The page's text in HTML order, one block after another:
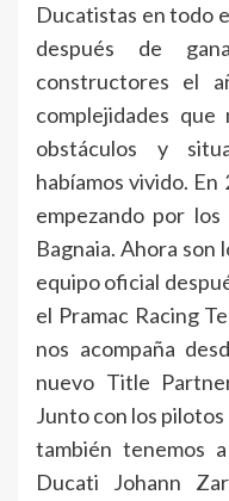
Ducatistas en todo
después de
constructores el
complejidades
obstáculos y
habíamos vivido. En
empezando por
Bagnaia. Ahora son
equipo oficial
el Pramac Racing
nos acompaña
nuevo Title
Junto con los
también tenemos
Ducati Johann